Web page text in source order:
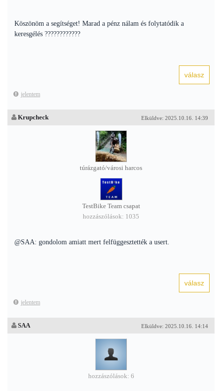
Köszönöm a segítséget! Marad a pénz nálam és folytatódik a
keresgélés ????????????
jelentem
Elküldve: 2025.10.16. 14:39
Krupcheck
túrázgató/városi harcos
TestBike Team csapat
hozzászólások: 1035
@SAA: gondolom amiatt mert felfüggesztették a usert.
jelentem
Elküldve: 2025.10.16. 14:14
SAA
hozzászólások: 6